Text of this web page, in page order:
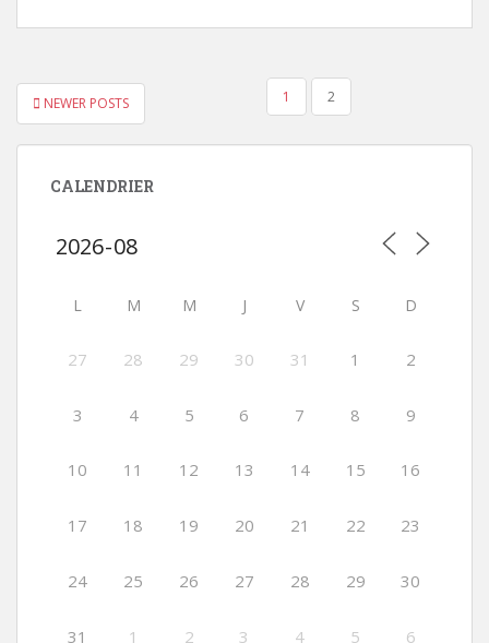
NAVIGATION
DES
ARTICLES
NEWER POSTS 1 2
CALENDRIER
L M M J V S D
27 28 29 30 31 1 2
3 4 5 6 7 8 9
10 11 12 13 14 15 16
17 18 19 20 21 22 23
24 25 26 27 28 29 30
31 1 2 3 4 5 6